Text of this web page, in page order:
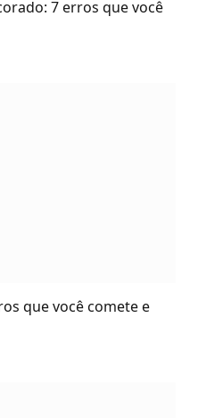
7 erros que você
que você comete e